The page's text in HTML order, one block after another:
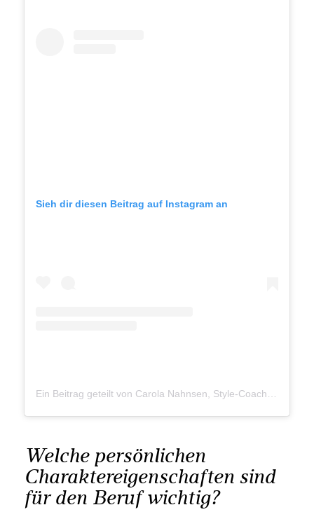
Sieh dir diesen Beitrag auf Instagram an
Welche persönlichen
Charaktereigenschaften sind
für den Beruf wichtig?